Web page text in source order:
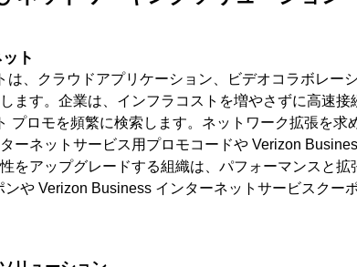
ト
は、クラウドアプリケーション、ビデオコラボレー
ます。企業は、インフラコストを増やさずに高速接
プロモを頻繁に検索します。ネットワーク拡張を求
ーネットサービス用プロモコードや Verizon
をアップグレードする組織は、パフォーマンスと拡
ンや Verizon Business インターネットサービスクー